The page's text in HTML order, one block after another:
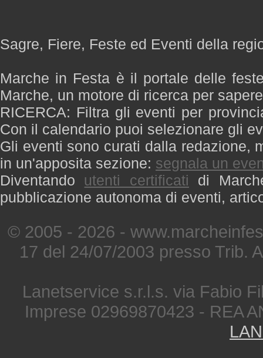
Sagre, Fiere, Feste ed Eventi della
Marche in Festa è il portale delle
Marche, un motore di ricerca per
RICERCA: Filtra gli eventi per
Con il calendario puoi selezionare gli
Gli eventi sono curati dalla redazione,
in un'apposita sezione: segnala un
Diventando utenti certificati di
pubblicazione autonoma di eventi,
© 2005 - 2026 -
17 del 24/07/2003 presso Trib.
Lanetservice s.r.l.s. via Fabio
Imprese 02969870423 - REA